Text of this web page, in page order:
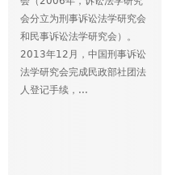
会分立为刑事诉讼法学研究会
和民事诉讼法学研究会）。
2013年12月，中国刑事诉讼
法学研究会完成民政部社团法
人登记手续，...